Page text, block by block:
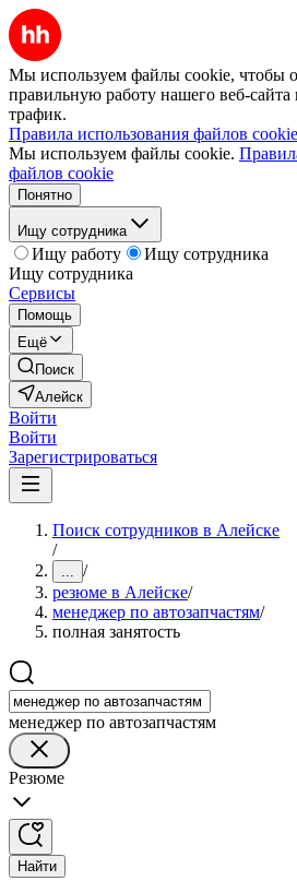
Мы используем файлы cookie, чтобы
правильную работу нашего веб-сайта
трафик.
Правила использования файлов cookie
Мы используем файлы cookie.
файлов cookie
Понятно
Ищу сотрудника
Ищу работу
Ищу сотрудника
Ищу сотрудника
Сервисы
Помощь
Ещё
Поиск
Алейск
Войти
Войти
Зарегистрироваться
Поиск сотрудников в Алейске
/
... /
резюме в Алейске/
менеджер по автозапчастям/
полная занятость
менеджер по автозапчастям
Резюме
Найти